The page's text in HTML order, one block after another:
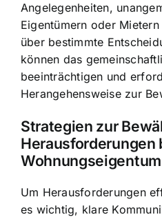
Angelegenheiten,
Eigentümern oder
über bestimmte
können das
beeinträchtigen und
Herangehensweise zur
Strategien zur
Herausforderungen
Um Herausforderungen
es wichtig, klare